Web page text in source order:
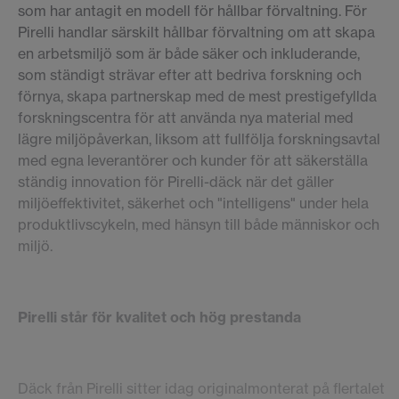
som har antagit en modell för hållbar förvaltning. För
Pirelli handlar särskilt hållbar förvaltning om att skapa
en arbetsmiljö som är både säker och inkluderande,
som ständigt strävar efter att bedriva forskning och
förnya, skapa partnerskap med de mest prestigefyllda
forskningscentra för att använda nya material med
lägre miljöpåverkan, liksom att fullfölja forskningsavtal
med egna leverantörer och kunder för att säkerställa
ständig innovation för Pirelli-däck när det gäller
miljöeffektivitet, säkerhet och "intelligens" under hela
produktlivscykeln, med hänsyn till både människor och
miljö.
Pirelli står för kvalitet och hög prestanda
Däck från Pirelli sitter idag originalmonterat på flertalet